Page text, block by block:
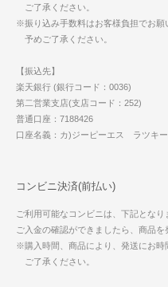
ご了承ください。
※振り込み手数料はお客様負担でお願
予めご了承ください。
【振込先】
楽天銀行 (銀行コード：0036)
第二営業支店(支店コード：252)
普通口座：7188426
口座名義：カ)ジーピーエス ラツキ
コンビニ決済(前払い)
ご利用可能なコンビニは、下記となり
ご入金の確認ができましたら、商品を
※購入時間、商品により、発送にお時
ご了承ください。